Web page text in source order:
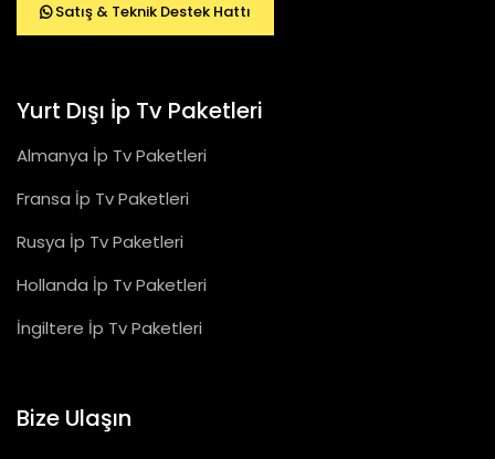
Satış & Teknik Destek Hattı
Yurt Dışı İp Tv Paketleri
Almanya İp Tv Paketleri
Fransa İp Tv Paketleri
Rusya İp Tv Paketleri
Hollanda İp Tv Paketleri
İngiltere İp Tv Paketleri
Bize Ulaşın